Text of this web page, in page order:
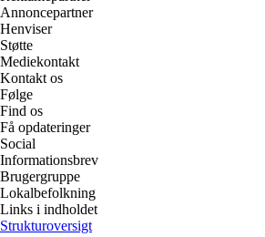
Annoncepartner
Henviser
Støtte
Mediekontakt
Kontakt os
Følge
Find os
Få opdateringer
Social
Informationsbrev
Brugergruppe
Lokalbefolkning
Links i indholdet
Strukturoversigt